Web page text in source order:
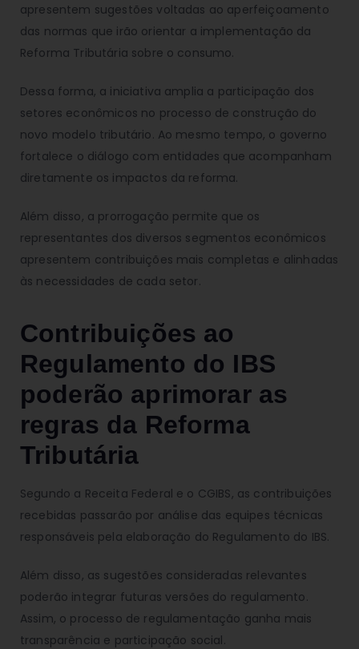
apresentem sugestões voltadas ao aperfeiçoamento
das normas que irão orientar a implementação da
Reforma Tributária sobre o consumo.
Dessa forma, a iniciativa amplia a participação dos
setores econômicos no processo de construção do
novo modelo tributário. Ao mesmo tempo, o governo
fortalece o diálogo com entidades que acompanham
diretamente os impactos da reforma.
Além disso, a prorrogação permite que os
representantes dos diversos segmentos econômicos
apresentem contribuições mais completas e alinhadas
às necessidades de cada setor.
Contribuições ao
Regulamento do IBS
poderão aprimorar as
regras da Reforma
Tributária
Segundo a Receita Federal e o CGIBS, as contribuições
recebidas passarão por análise das equipes técnicas
responsáveis pela elaboração do Regulamento do IBS.
Além disso, as sugestões consideradas relevantes
poderão integrar futuras versões do regulamento.
Assim, o processo de regulamentação ganha mais
transparência e participação social.